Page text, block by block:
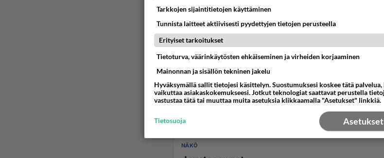
NÄKÖ
Yksiteholasien arvoista pikkuinen muutos,
etäisyydelle, joka on enemmän mitä lukemisen 30 ...
NÄKÖ
Tarkkojen sijaintitietojen käyttäminen
Tunnista laitteet aktiivisesti pyydettyjen tietojen perusteella
Erityiset tarkoitukset
Tietoturva, väärinkäytösten ehkäiseminen ja virheiden korjaaminen
Mainonnan ja sisällön tekninen jakelu
Hyväksymällä sallit tietojesi käsittelyn. Suostumuksesi koskee tätä
vaikuttaa asiakaskokemukseesi. Jotkut teknologiat saattavat perustella
vastustaa tätä tai muuttaa muita asetuksia klikkaamalla "Asetukset" linkkiä.
Asetukset
Tietosuoja